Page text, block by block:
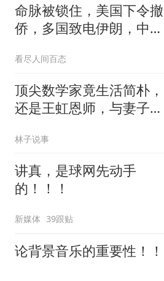
命脉被锁住，美国下令撤
侨，多国致电伊朗，中国
看尽人间百态
顶尖数学家竟生活简朴，
还是王虹恩师，与妻子合
林子说事
讲真，是球网先动手
的！！！
新媒体 39跟贴
论背景音乐的重要性！！